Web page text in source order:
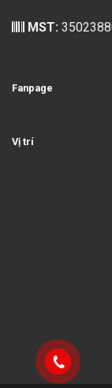
MST:
Fanpage
Vị trí